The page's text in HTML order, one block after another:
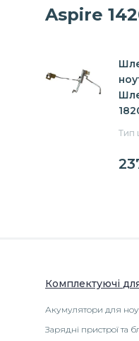
Aspire
Тип
Комплектуючі
Акумулятори для
Зарядні пристрої та